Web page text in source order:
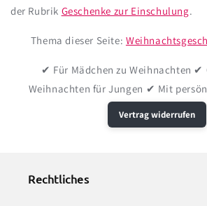
der Rubrik Geschenke zur Einschulung.
Thema dieser Seite:
✔ Für Mädchen zu Weihnachten ✔
Weihnachten für Jungen ✔ Mit
Vertrag widerrufen
Rechtliches